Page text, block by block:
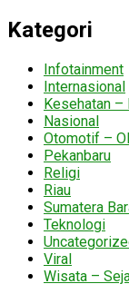
Kategori
Infotainment
Internasional
Kesehatan –
Nasional
Otomotif –
Pekanbaru
Religi
Riau
Sumatera
Teknologi
Viral
Wisata –